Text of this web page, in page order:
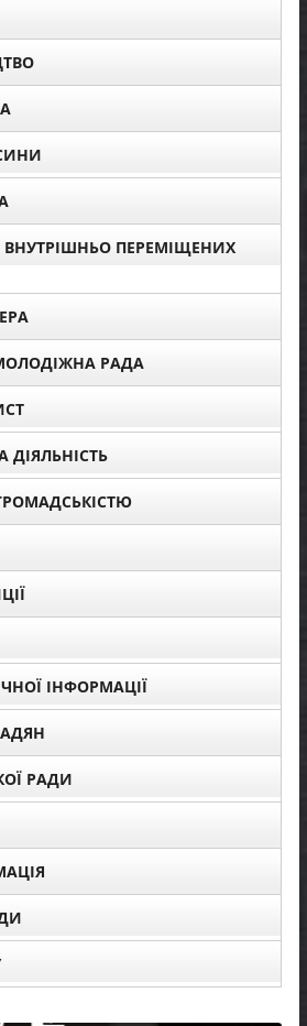
ПЕРЕМІЩЕНИХ
РАДА
ІНФОРМАЦІЇ
РАДИ